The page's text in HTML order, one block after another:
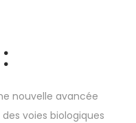
nouvelle avancée
voies biologiques